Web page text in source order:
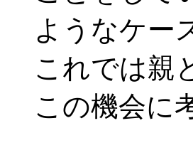
ようなケー
これでは親
この機会に